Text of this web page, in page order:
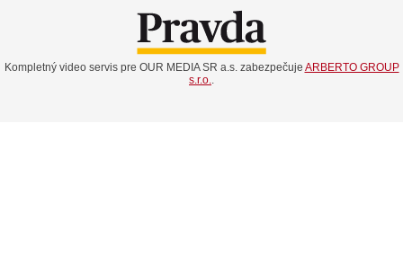
Kompletný video servis pre OUR MEDIA SR a.s. zabezpečuje ARBERTO GROUP
s.r.o.